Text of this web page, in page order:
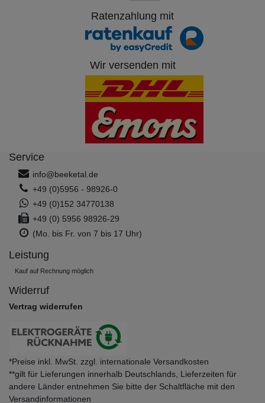
Ratenzahlung mit
Wir versenden mit
Service
info@beeketal.de
+49 (0)5956 - 98926-0
+49 (0)152 34770138
+49 (0) 5956 98926-29
(Mo. bis Fr. von 7 bis 17 Uhr)
Leistung
Kauf auf Rechnung möglich
Widerruf
Vertrag widerrufen
*Preise inkl. MwSt. zzgl. internationale Versandkosten
**gilt für Lieferungen innerhalb Deutschlands, Lieferzeiten für
andere Länder entnehmen Sie bitte der Schaltfläche mit den
Versandinformationen